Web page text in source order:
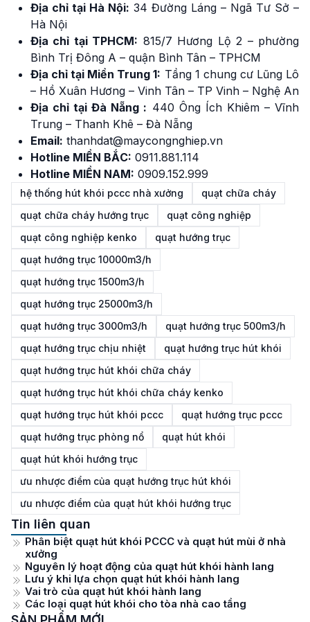
Địa chỉ tại Hà Nội: 34 Đường Láng – Ngã Tư Sở –
Hà Nội
Địa chỉ tại TPHCM: 815/7 Hương Lộ 2 – phường
Bình Trị Đông A – quận Bình Tân – TPHCM
Địa chỉ tại Miền Trung 1: Tầng 1 chung cư Lũng Lô
– Hồ Xuân Hương – Vinh Tân – TP Vinh – Nghệ An
Địa chỉ tại Đà Nẵng : 440 Ông Ích Khiêm – Vĩnh
Trung – Thanh Khê – Đà Nẵng
Email: thanhdat@maycongnghiep.vn
Hotline MIỀN BẮC: 0911.881.114
Hotline MIỀN NAM: 0909.152.999
hệ thống hút khói pccc nhà xưởng
quạt chữa cháy
quạt chữa cháy hướng trục
quạt công nghiệp
quạt công nghiệp kenko
quạt hướng trục
quạt hướng trục 10000m3/h
quạt hướng trục 1500m3/h
quạt hướng trục 25000m3/h
quạt hướng trục 3000m3/h
quạt hướng trục 500m3/h
quạt hướng trục chịu nhiệt
quạt hướng trục hút khói
quạt hướng trục hút khói chữa cháy
quạt hướng trục hút khói chữa cháy kenko
quạt hướng trục hút khói pccc
quạt hướng trục pccc
quạt hướng trục phòng nổ
quạt hút khói
quạt hút khói hướng trục
ưu nhược điểm của quạt hướng trục hút khói
ưu nhược điểm của quạt hút khói hướng trục
Tin liên quan
Phân biệt quạt hút khói PCCC và quạt hút mùi ở nhà
xưởng
Nguyên lý hoạt động của quạt hút khói hành lang
Lưu ý khi lựa chọn quạt hút khói hành lang
Vai trò của quạt hút khói hành lang
Các loại quạt hút khói cho tòa nhà cao tầng